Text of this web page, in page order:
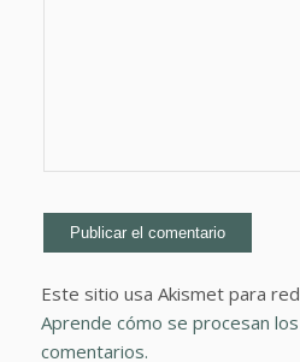
Este sitio usa Akismet para
Aprende cómo se procesan
comentarios.